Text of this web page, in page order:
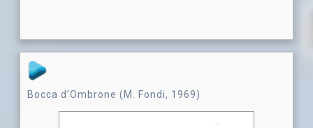
Bocca d’Ombrone (M. Fondi, 1969)